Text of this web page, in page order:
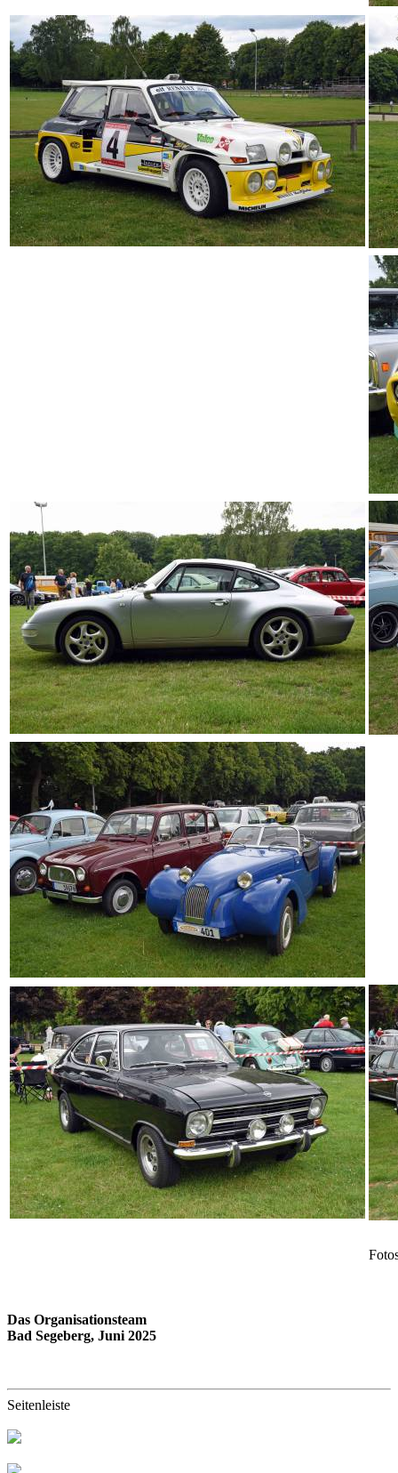
Das Organisationsteam
Bad Segeberg, Juni 2025
Seitenleiste